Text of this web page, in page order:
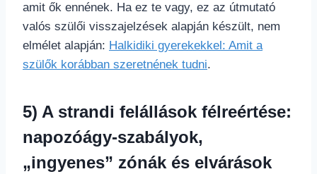
amit ők ennének. Ha ez te vagy, ez az útmutató
valós szülői visszajelzések alapján készült, nem
elmélet alapján: Halkidiki gyerekekkel: Amit a
szülők korábban szeretnének tudni.
5) A strandi felállások félreértése:
napozóágy-szabályok,
„ingyenes” zónák és elvárások